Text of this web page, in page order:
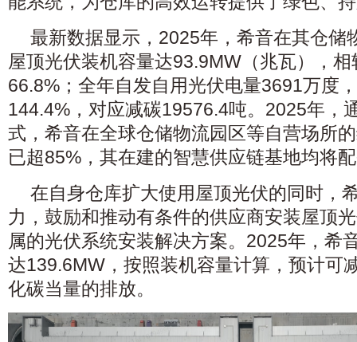
最新数据显示，2025年，希音在其仓储
屋顶光伏装机容量达93.9MW（兆瓦），
66.8%；全年自发自用光伏电量3691万度
144.4%，对应减碳19576.4吨。2025年，
式，希音在全球仓储物流园区等自营场所
已超85%，其在建的智慧供应链基地均将
在自身仓库扩大使用屋顶光伏的同时，
力，鼓励和推动有条件的供应商安装屋顶
属的光伏系统安装解决方案。2025年，希
达139.6MW，按照装机容量计算，预计可
化碳当量的排放。